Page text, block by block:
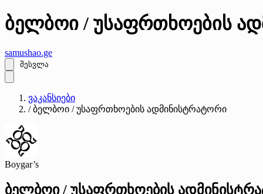
ბელბოი / უსაფრთხოების
samushao.ge
შესვლა
ვაკანსიები
/ ბელბოი / უსაფრთხოების ადმინისტრატორი
Boygar’s
ბელბოი / უსაფრთხოების